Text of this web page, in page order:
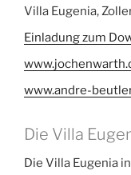
Villa Eugenia,
Einladung zum
www.andre-
Die Villa
Die Villa Eugenia